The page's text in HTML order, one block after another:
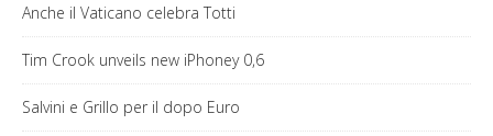
Anche il Vaticano celebra Totti
Tim Crook unveils new iPhoney 0,6
Salvini e Grillo per il dopo Euro